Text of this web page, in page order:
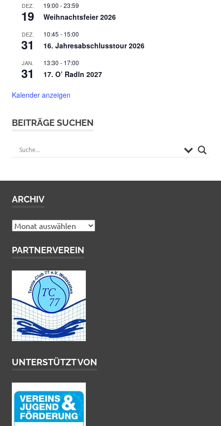
DEZ.
19
19:00 -23:59
Weihnachtsfeier 2026
DEZ.
31
10:45 - 15:00
16. Jahresabschlusstour 2026
JAN.
31
13:30 - 17:00
17. O’ Radln 2027
Kalender anzeigen
BEITRÄGE SUCHEN
ARCHIV
Archiv
PARTNERVEREIN
UNTERSTÜTZT VON